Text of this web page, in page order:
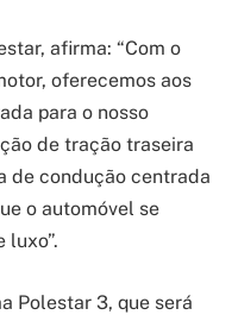
afirma: “Com o
oferecemos aos
para o nosso
de tração traseira
de condução centrada
o automóvel se
luxo”.
Polestar 3, que será